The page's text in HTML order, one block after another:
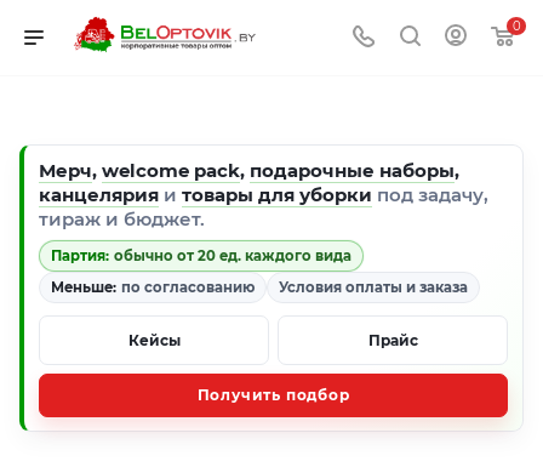
0
Мерч, welcome pack, подарочные наборы,
канцелярия и товары для уборки под задачу,
тираж и бюджет.
Партия: обычно от 20 ед. каждого вида
Меньше: по согласованию Условия оплаты и заказа
Кейсы Прайс
Получить подбор